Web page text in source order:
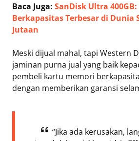
Baca Juga: SanDisk Ultra
Berkapasitas Terbesar di Dunia
Jutaan
Meski dijual mahal, tapi Western
jaminan purna jual yang baik
pembeli kartu memori
dengan memberikan garansi
“Jika ada kerusakan,